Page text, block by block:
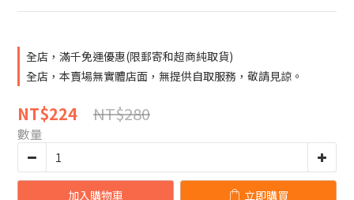
全店，滿千免運優惠(限郵寄和超商純取貨)
全店，本賣場無實體店面，無提供自取服務，敬請見諒。
NT$224 NT$280
數量
加入購物車 立即購買